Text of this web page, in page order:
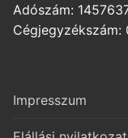
Adószám:
Cégjegyzékszám:
Impresszum